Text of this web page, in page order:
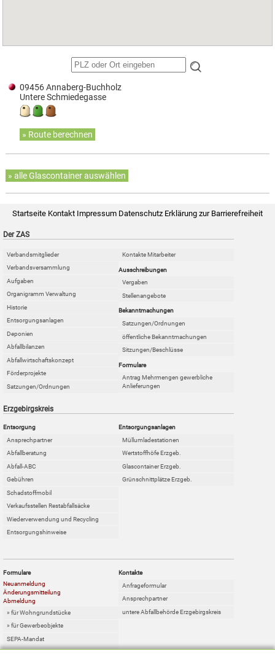
09456 Annaberg-Buchholz
Untere Schmiedegasse
» Route berechnen
» alle Glascontainer auswählen
Startseite Kontakt Impressum Datenschutz Erklärung zur Barrierefreiheit
Der ZAS
Verbandsmitglieder
Verbandsversammlung
Aufgaben
Organigramm Verwaltung
Historie
Entsorgungsanlagen
Deponien
Abfallbilanzen
Abfallwirtschaftskonzept
Förderprojekte
Satzungen/Ordnungen
Kontakte Mitarbeiter
Ausschreibungen
Vergaben
Stellenangebote
Bekanntmachungen
Satzungen/Ordnungen
öffentliche Bekanntmachungen
Sitzungen/Beschlüsse
Formulare
Antrag Mehrmengen gewerbliche
Anlieferungen
Erzgebirgskreis
Entsorgung
Ansprechpartner
Abfallberatung
Abfall-ABC
Gebühren
Schadstoffmobil
Verkaufsstellen Restabfallsäcke
Wiederverwendung und Recycling
Entsorgungshinweise
Entsorgungsanlagen
Müllumladestationen
Wertstoffhöfe Erzgeb.
Glascontainer Erzgeb.
Grünschnittplätze Erzgeb.
Formulare
Neuanmeldung
Änderungsmitteilung
Abmeldung
» für Wohngrundstücke
» für Gewerbeobjekte
SEPA-Mandat
Online-Sperrabfallkarte
Kontakte
Anfrageformular
Ansprechpartner
untere Abfallbehörde Erzgebirgskreis